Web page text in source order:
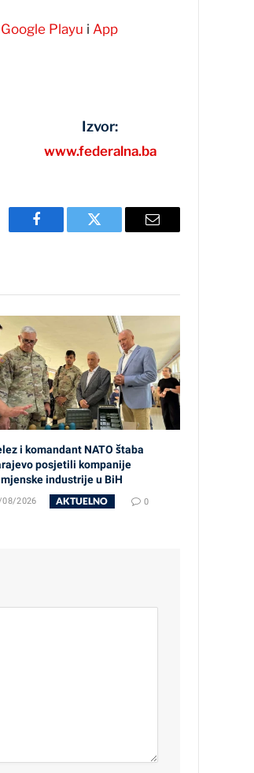
Google Playu iApp
Izvor:
www.federalna.ba
Facebook Twitter Email
i komandant NATO štaba
posjetili kompanije
industrije u BiH
08/2026 AKTUELNO 0